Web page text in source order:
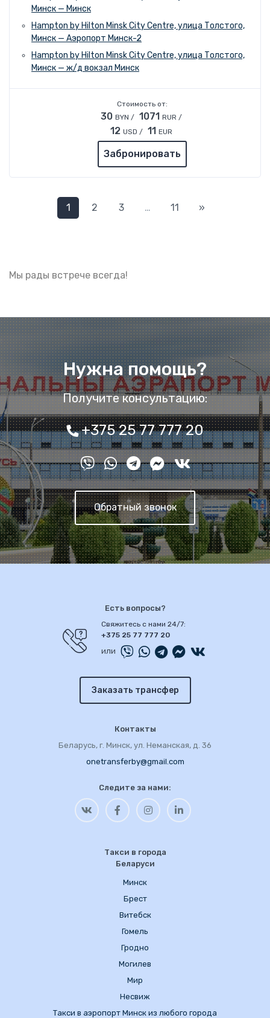
Минск — Минск
Hampton by Hilton Minsk City Centre, улица Толстого,
Минск — Аэропорт Минск-2
Hampton by Hilton Minsk City Centre, улица Толстого,
Минск — ж/д вокзал Минск
Стоимость от:
30 BYN / 1071 RUR /
12 USD / 11 EUR
Забронировать
1 2 3 … 11 »
Мы рады встрече всегда!
Нужна помощь?
Получите консультацию:
+375 25 77 777 20
Обратный звонок
Есть вопросы?
Свяжитесь с нами 24/7:
+375 25 77 777 20
или
Заказать трансфер
Контакты
Беларусь, г. Минск, ул. Неманская, д. 36
onetransferby@gmail.com
Следите за нами:
Такси в города
Беларуси
Минск
Брест
Витебск
Гомель
Гродно
Могилев
Мир
Несвиж
Такси в аэропорт Минск из любого города